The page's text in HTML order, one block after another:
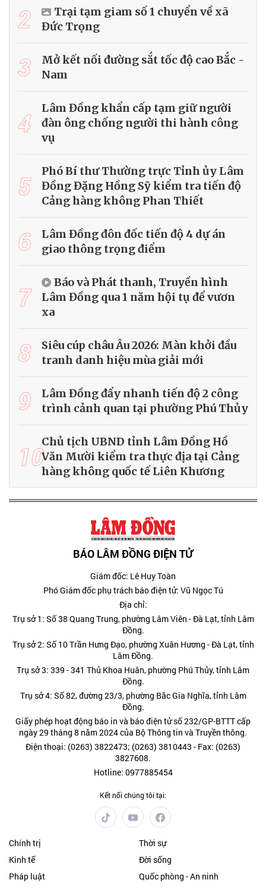
2
Trại tạm giam số 1 chuyển về xã
Đức Trọng
3
Mở kết nối đường sắt tốc độ cao Bắc -
Nam
4
Lâm Đồng khẩn cấp tạm giữ người
đàn ông chống người thi hành công
vụ
5
Phó Bí thư Thường trực Tỉnh ủy Lâm
Đồng Đặng Hồng Sỹ kiểm tra tiến độ
Cảng hàng không Phan Thiết
6
Lâm Đồng đôn đốc tiến độ 4 dự án
giao thông trọng điểm
7
Báo và Phát thanh, Truyền hình
Lâm Đồng qua 1 năm hội tụ để vươn
xa
8
Siêu cúp châu Âu 2026: Màn khởi đầu
tranh danh hiệu mùa giải mới
9
Lâm Đồng đẩy nhanh tiến độ 2 công
trình cảnh quan tại phường Phú Thủy
10Chủ tịch UBND tỉnh Lâm Đồng Hồ
Văn Mười kiểm tra thực địa tại Cảng
hàng không quốc tế Liên Khương
BÁO LÂM ĐỒNG ĐIỆN TỬ
Giám đốc: Lê Huy Toàn
Phó Giám đốc phụ trách báo điện tử: Vũ Ngọc Tú
Địa chỉ:
Trụ sở 1: Số 38 Quang Trung, phường Lâm Viên - Đà Lạt, tỉnh Lâm
Đồng.
Trụ sở 2: Số 10 Trần Hưng Đạo, phường Xuân Hương - Đà Lạt, tỉnh
Lâm Đồng.
Trụ sở 3: 339 - 341 Thủ Khoa Huân, phường Phú Thủy, tỉnh Lâm
Đồng.
Trụ sở 4: Số 82, đường 23/3, phường Bắc Gia Nghĩa, tỉnh Lâm
Đồng.
Giấy phép hoạt động báo in và báo điện tử số 232/GP-BTTT cấp
ngày 29 tháng 8 năm 2024 của Bộ Thông tin và Truyền thông.
Điện thoại: (0263) 3822473; (0263) 3810443 - Fax: (0263)
3827608.
Hotline: 0977885454
Kết nối chúng tôi tại:
Chính trị
Thời sự
Kinh tế
Đời sống
Pháp luật
Quốc phòng - An ninh